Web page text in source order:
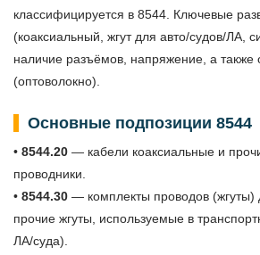
классифицируется в 8544. Ключевые
(коаксиальный, жгут для авто/судов/ЛА,
наличие разъёмов, напряжение, а также
(оптоволокно).
Основные подпозиции 8544
• 8544.20 — кабели коаксиальные и
проводники.
• 8544.30 — комплекты проводов (жгуты)
прочие жгуты, используемые в
ЛА/суда).